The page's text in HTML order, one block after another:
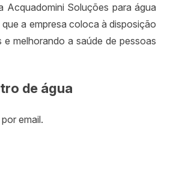
Acquadomini Soluções para água
a empresa coloca à disposição
melhorando a saúde de pessoas
de água
email.